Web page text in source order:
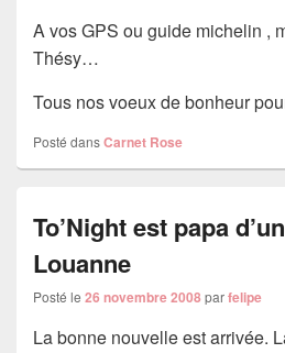
A vos GPS ou guide michelin ,
Thésy…
Tous nos voeux de bonheur
Posté dansCarnet Rose
To’Night est papa
Louanne
Posté le 26 novembre 2008parfelipe
La bonne nouvelle est arrivée.